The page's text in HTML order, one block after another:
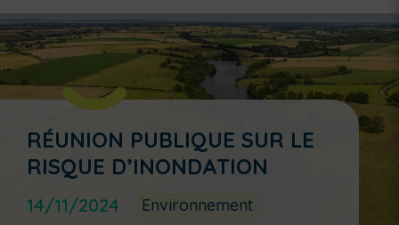
RÉUNION PUBLIQUE SUR LE
RISQUE D’INONDATION
14/11/2024 Environnement